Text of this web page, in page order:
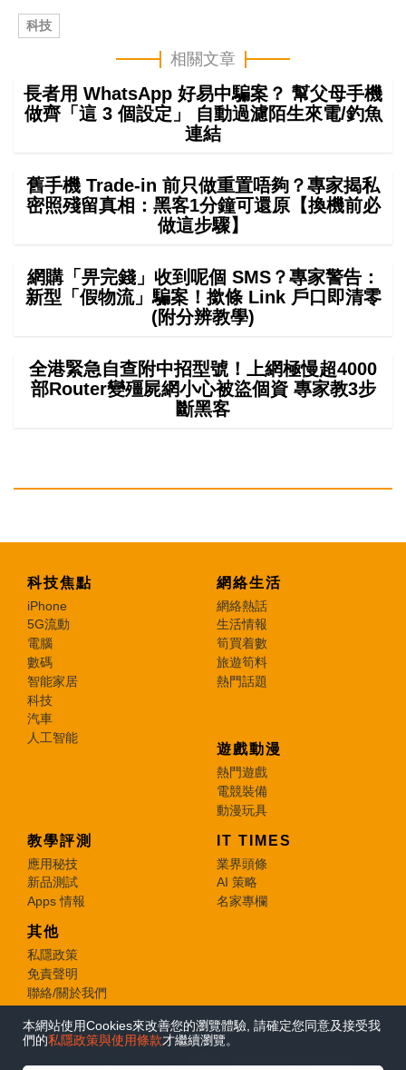
本網站使用Cookies來改善您的瀏覽體驗, 請確定您同意及接受我
們的私隱政策與使用條款才繼續瀏覽。
科技
相關文章
長者用 WhatsApp 好易中騙案？ 幫父母手機
做齊「這 3 個設定」 自動過濾陌生來電/釣魚
連結
舊手機 Trade-in 前只做重置唔夠？專家揭私
密照殘留真相：黑客1分鐘可還原【換機前必
做這步驟】
網購「畀完錢」收到呢個 SMS？專家警告：
新型「假物流」騙案！撳條 Link 戶口即清零
(附分辨教學)
全港緊急自查附中招型號！上網極慢超4000
部Router變殭屍網小心被盜個資 專家教3步
斷黑客
科技焦點
iPhone
5G流動
電腦
數碼
智能家居
科技
汽車
人工智能
網絡生活
網絡熱話
生活情報
筍買着數
旅遊筍料
熱門話題
遊戲動漫
熱門遊戲
電競裝備
動漫玩具
教學評測
應用秘技
新品測試
Apps 情報
IT TIMES
業界頭條
AI 策略
名家專欄
其他
私隱政策
免責聲明
聯絡/關於我們
© 2026 e-zone. All Rights Reserved.